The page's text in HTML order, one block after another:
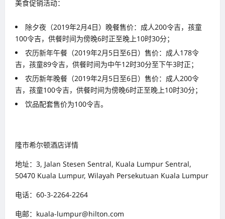
美食促销活动：
除夕夜（2019年2月4日）晚餐售价：成人200令吉，孩童
100令吉，供餐时间为傍晚6时正至晚上10时30分；
农历新年午餐（2019年2月5日至6日）售价：成人178令
吉，孩童89令吉，供餐时间为中午12时30分至下午3时正；
农历新年晚餐（2019年2月5日至6日）售价：成人200令
吉，孩童100令吉，供餐时间为傍晚6时正至晚上10时30分；
饮品配套售价为100令吉。
隆市希尔顿酒店详情
地址：3, Jalan Stesen Sentral, Kuala Lumpur Sentral,
50470 Kuala Lumpur, Wilayah Persekutuan Kuala Lumpur
电话：60-3-2264-2264
电邮：kuala-lumpur@hilton.com